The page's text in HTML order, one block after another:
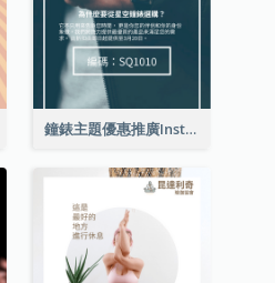
鐘錶主題優惠推廣Instagram限時動態